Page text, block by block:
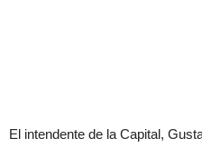
El intendente de la Capital,